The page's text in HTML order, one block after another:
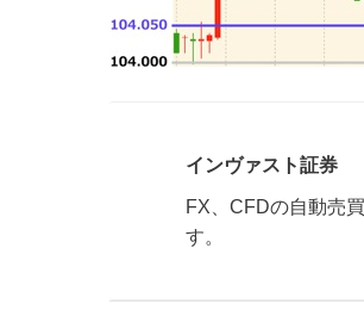
インヴァスト証券
FX、CFDの自動売
す。